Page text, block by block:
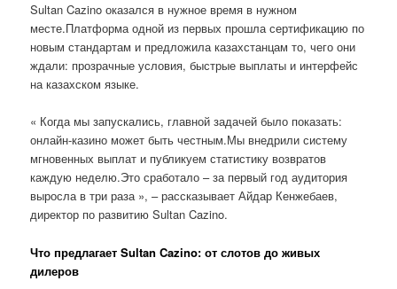
Sultan Cazino оказался в нужное время в нужном
месте.Платформа одной из первых прошла сертификацию по
новым стандартам и предложила казахстанцам то, чего они
ждали: прозрачные условия, быстрые выплаты и интерфейс
на казахском языке.
« Когда мы запускались, главной задачей было показать:
онлайн-казино может быть честным.Мы внедрили систему
мгновенных выплат и публикуем статистику возвратов
каждую неделю.Это сработало – за первый год аудитория
выросла в три раза », – рассказывает Айдар Кенжебаев,
директор по развитию Sultan Cazino.
Что предлагает Sultan Cazino: от слотов до живых
дилеров